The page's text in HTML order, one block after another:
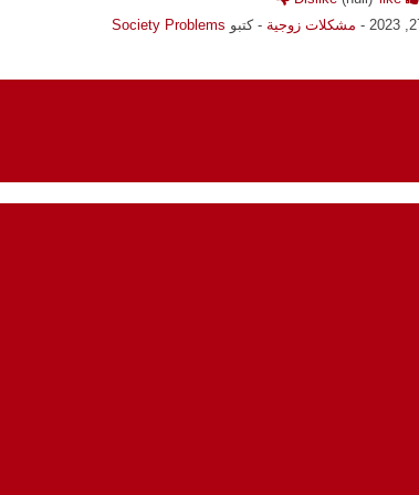
- مشكلات زوجية - كتبو Society Problems